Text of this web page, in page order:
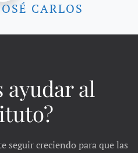
CARLOS
ayudar al
seguir creciendo para que las